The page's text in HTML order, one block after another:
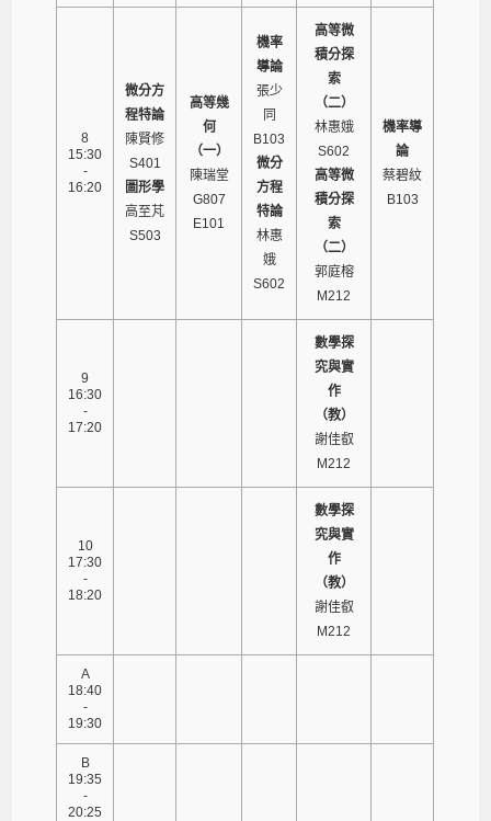
8
15:30
-
16:20
微分方
程特論
陳賢修
S401
圖形學
高至芃
S503
高等幾
何
（一）
陳瑞堂
G807
E101
機率
導論
張少
同
B103
微分
方程
特論
林惠
娥
S602
高等微
積分探
索
（二）
林惠娥
S602
高等微
積分探
索
（二）
郭庭榕
M212
機率導
論
蔡碧紋
B103
9
16:30
-
17:20
數學探
究與實
作
（教）
謝佳叡
M212
10
17:30
-
18:20
數學探
究與實
作
（教）
謝佳叡
M212
A
18:40
-
19:30
B
19:35
-
20:25